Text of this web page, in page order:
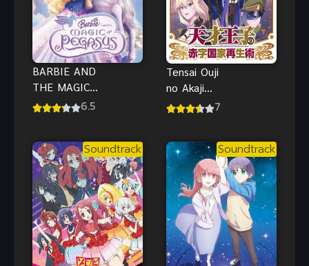
BARBIE AND
THE MAGIC
OF PEGASUS
เวทมนตร์แห่ง
พีกาซัส พากย์
ไทย
6.5
Tensai Ouji
no Akaji
Kokka Saisei
ขายชาติเลย
แล้วกัน!
7
Soundtrack Soundtrack